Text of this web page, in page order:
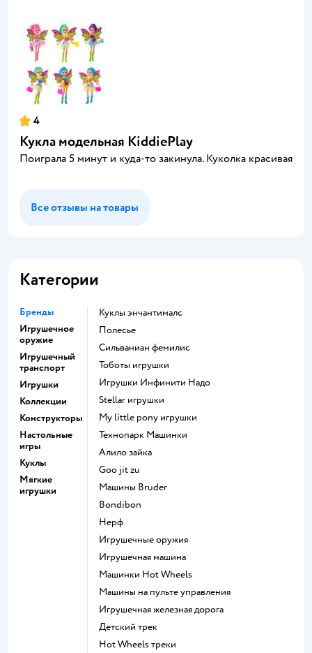
4
Кукла модельная KiddiePlay
Поиграла 5 минут и куда-то закинула. Куколка красивая
Все отзывы на товары
Категории
Бренды
Игрушечное
оружие
Игрушечный
транспорт
Игрушки
Коллекции
Конструкторы
Настольные
игры
Куклы
Мягкие
игрушки
Куклы энчантималс
Полесье
Сильваниан фемилис
Тоботы игрушки
Игрушки Инфинити Надо
Stellar игрушки
my little pony игрушки
Технопарк Машинки
Алило зайка
Goo jit zu
Машины Bruder
Bondibon
Нерф
Игрушечные оружия
Игрушечная машина
Машинки Hot Wheels
Машины на пульте управления
Игрушечная железная дорога
Детский трек
Hot Wheels треки